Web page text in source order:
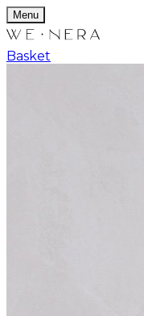
Menu
Basket